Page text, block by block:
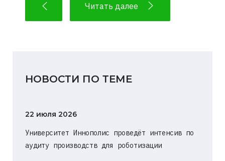
Читать далее
НОВОСТИ ПО ТЕМЕ
22 июля 2026
Университет Иннополис проведёт интенсив по
аудиту производств для роботизации